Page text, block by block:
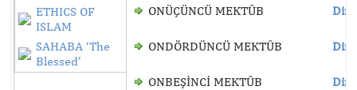
ETHICS OF
ISLAM
SAHABA ‘The
Blessed’
ONÜÇÜNCÜ MEKTÛB
ONDÖRDÜNCÜ MEKTÛB
ONBEŞİNCİ MEKTÛB